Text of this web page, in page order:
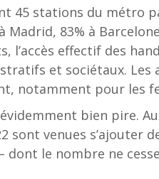
45 stations du métro
Madrid, 83% à
l’accès effectif des
et sociétaux. Les
notamment pour les
bien pire.
sont venues s’ajouter
le nombre ne